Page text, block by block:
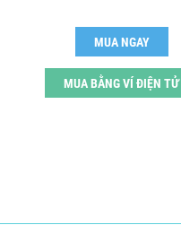
MUA NGAY
MUA BẰNG VÍ ĐIỆN TỬ